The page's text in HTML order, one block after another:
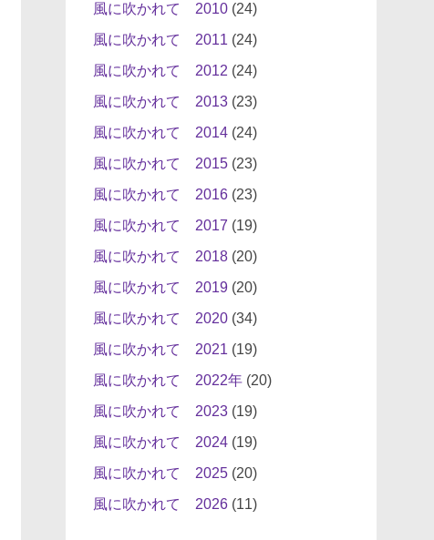
風に吹かれて 2010(24)
風に吹かれて 2011 (24)
風に吹かれて 2012 (24)
風に吹かれて 2013(23)
風に吹かれて 2014(24)
風に吹かれて 2015(23)
風に吹かれて 2016(23)
風に吹かれて 2017 (19)
風に吹かれて 2018(20)
風に吹かれて 2019(20)
風に吹かれて 2020(34)
風に吹かれて 2021 (19)
風に吹かれて 2022年(20)
風に吹かれて 2023(19)
風に吹かれて 2024(19)
風に吹かれて 2025(20)
風に吹かれて 2026(11)